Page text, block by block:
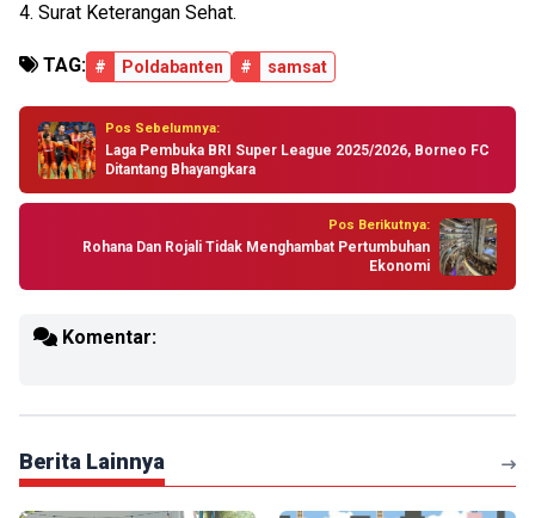
4. Surat Keterangan Sehat.
TAG: # Poldabanten # samsat
Pos Sebelumnya:
Laga Pembuka BRI Super League 2025/2026, Borneo FC
Ditantang Bhayangkara
Pos Berikutnya:
Rohana Dan Rojali Tidak Menghambat Pertumbuhan
Ekonomi
Komentar:
Berita Lainnya